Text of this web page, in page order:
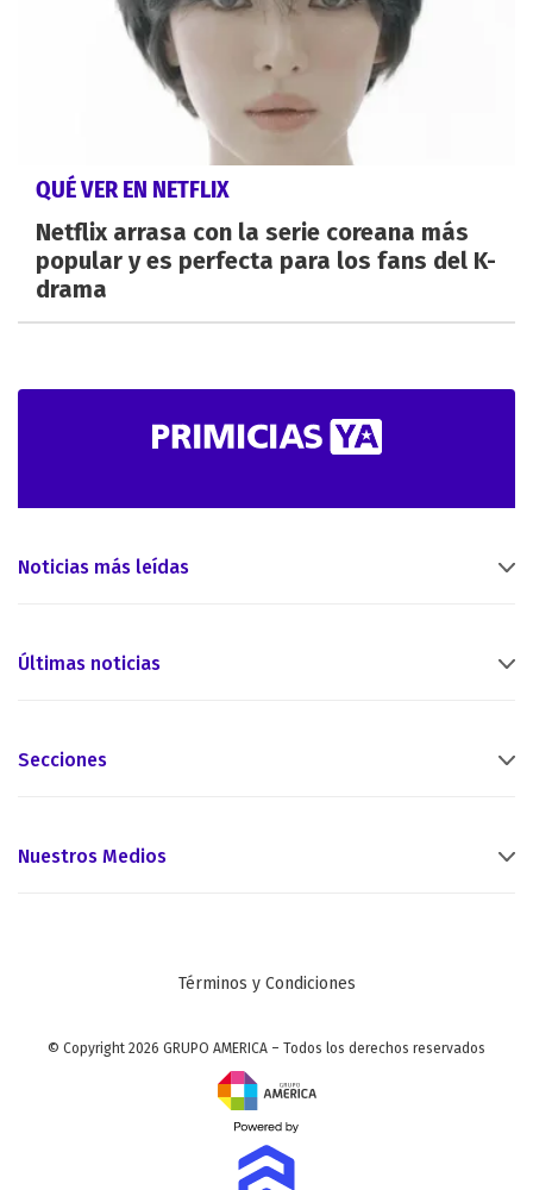
QUÉ VER EN NETFLIX
Netflix arrasa con la serie coreana más
popular y es perfecta para los fans del K-
drama
Noticias más leídas
Últimas noticias
Secciones
Nuestros Medios
Términos y Condiciones
© Copyright 2026 GRUPO AMERICA – Todos los derechos reservados